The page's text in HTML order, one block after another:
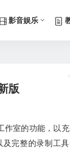
影音娱乐
版
作室的功能，以
及完整的录制工